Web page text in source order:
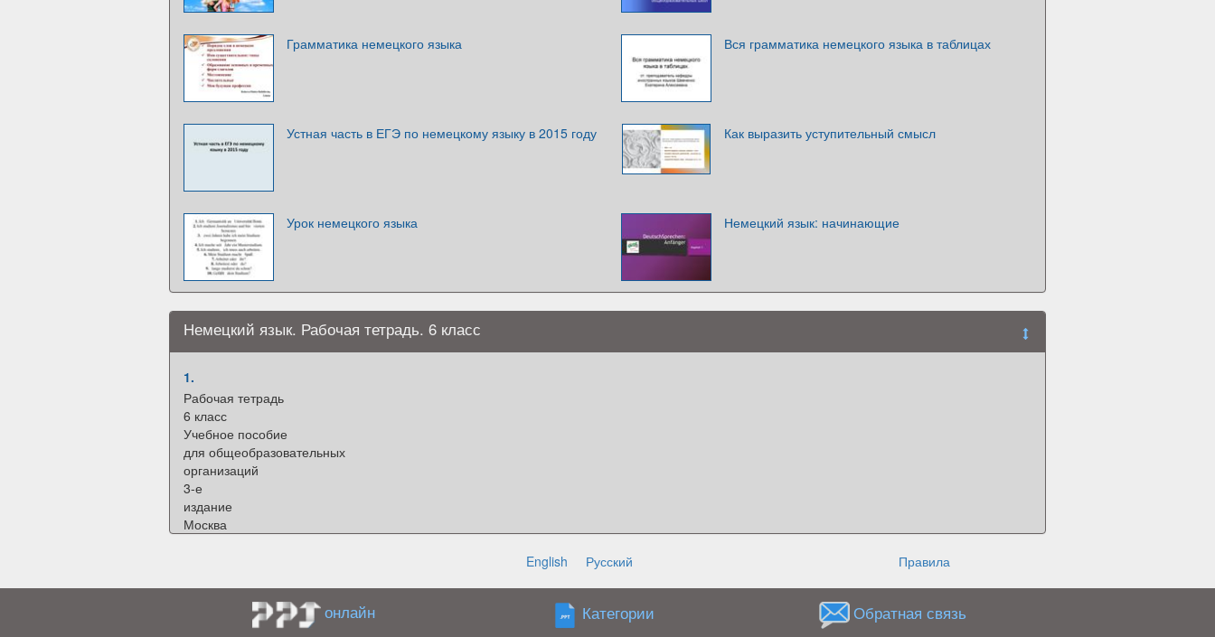
Грамматика немецкого языка Вся грамматика немецкого языка в таблицах
Устная часть в ЕГЭ по немецкому языку в 2015 году Как выразить уступительный смысл
Урок немецкого языка Немецкий язык: начинающие
Немецкий язык. Рабочая тетрадь. 6 класс
1.
Рабочая тетрадь
6 класс
Учебное пособие
для общеобразовательных
организаций
3-е
издание
Москва
Aussehen. Gesundheit.
English Русский Правила
онлайн Категории Обратная связь